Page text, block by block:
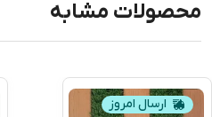
محصولات مشابه
ارسال امروز